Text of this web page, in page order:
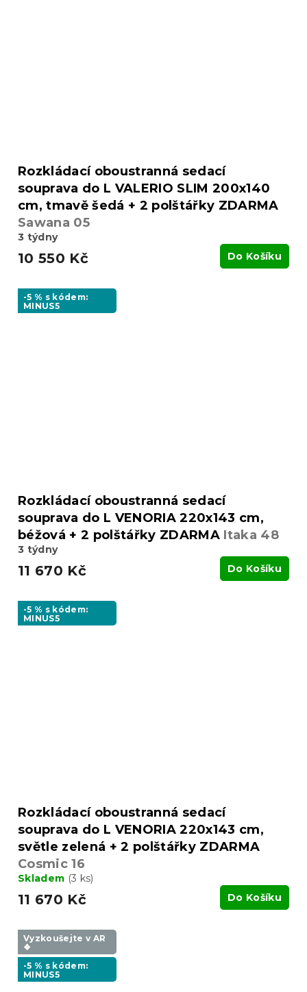
Rozkládací oboustranná sedací
souprava do L VALERIO SLIM 200x140
cm, tmavě šedá + 2 polštářky ZDARMA
Sawana 05
3 týdny
10 550 Kč Do Košíku
-5 % s kódem:
MINUS5
Rozkládací oboustranná sedací
souprava do L VENORIA 220x143 cm,
béžová + 2 polštářky ZDARMA Itaka 48
3 týdny
11 670 Kč Do Košíku
-5 % s kódem:
MINUS5
Rozkládací oboustranná sedací
souprava do L VENORIA 220x143 cm,
světle zelená + 2 polštářky ZDARMA
Cosmic 16
Skladem (3 ks)
11 670 Kč Do Košíku
Vyzkoušejte v AR
❖
-5 % s kódem:
MINUS5